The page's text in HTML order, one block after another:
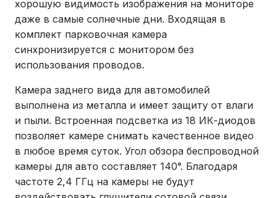
хорошую видимость изображения на мониторе
даже в самые солнечные дни. Входящая в
комплект парковочная камера
синхронизируется с монитором без
использования проводов.
Камера заднего вида для автомобилей
выполнена из металла и имеет защиту от влаги
и пыли. Встроенная подсветка из 18 ИК-диодов
позволяет камере снимать качественное видео
в любое время суток. Угол обзора беспроводной
камеры для авто составляет 140°. Благодаря
частоте 2,4 ГГц на камеры не будут